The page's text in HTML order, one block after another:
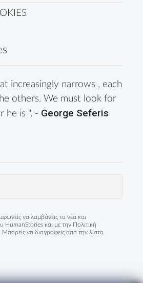
increasingly narrows , each
others. We must look for
he is ". - George Seferis
να λαμβάνεις τα νέα και
HumanStories και με την Πολιτική
. Μπορείς να διαγραφείς από την λίστα